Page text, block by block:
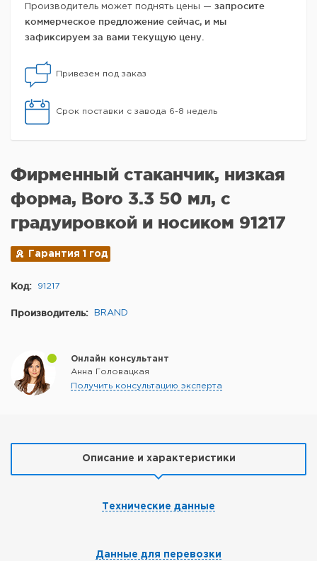
Производитель может поднять цены — запросите
коммерческое предложение сейчас, и мы
зафиксируем за вами текущую цену.
Привезем под заказ
Срок поставки с завода 6-8 недель
Фирменный стаканчик, низкая
форма, Boro 3.3 50 мл, с
градуировкой и носиком 91217
Гарантия 1 год
Код: 91217
Производитель: BRAND
Онлайн консультант
Анна Головацкая
Получить консультацию эксперта
Описание и характеристики
Технические данные
Данные для перевозки